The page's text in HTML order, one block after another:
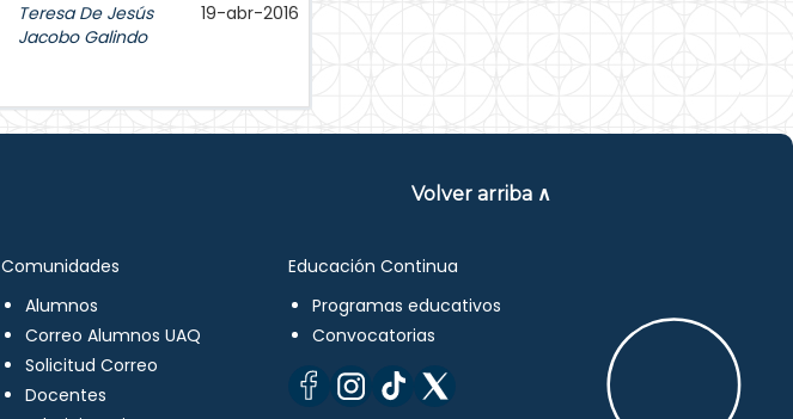
Teresa De Jesús
Jacobo Galindo
19-abr-2016
Volver arriba ∧
Comunidades
Alumnos
Correo Alumnos UAQ
Solicitud Correo
Docentes
Educación Continua
Programas educativos
Convocatorias